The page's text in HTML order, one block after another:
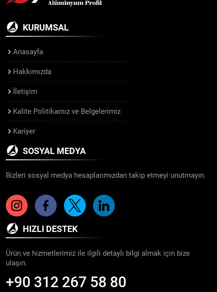
KURUMSAL
Anasayfa
Hakkımızda
İletişim
Kalite Politikamız ve Belgelerimiz
Kariyer
SOSYAL MEDYA
Bizleri sosyal medya hesaplarımızdan takip etmeyi unutmayın.
HIZLI DESTEK
Ürün ve hizmetlerimiz ile ilgili detaylı bilgi almak için bize
ulaşın.
+90 312 267 58 80